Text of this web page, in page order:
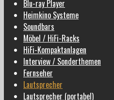
Blu-ray Player
Heimkino Systeme
Soundbars
Möbel / HiFi-Racks
HiFi-Kompaktanlagen
Interview / Sonderthemen
Fernseher
Lautsprecher
Lautsprecher (portabel)